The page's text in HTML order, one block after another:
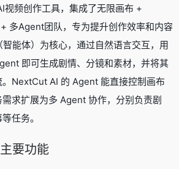
视频创作工具，集成了无限画布 +
多Agent团队，专为提升创作效率和内容
能体）为核心，通过自然语言交互，用
即可生成剧情、分镜和素材，并将其
NextCut AI 的 Agent 能直接控制画布
求扩展为多 Agent 协作，分别负责剧
任务。
要功能